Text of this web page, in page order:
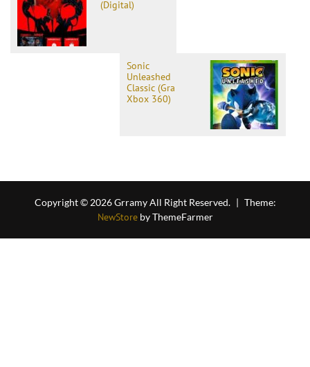
(Digital)
Sonic
Unleashed
Classic (Gra
Xbox 360)
Copyright © 2026 Grramy All Right Reserved. | Theme:
NewStoreby ThemeFarmer